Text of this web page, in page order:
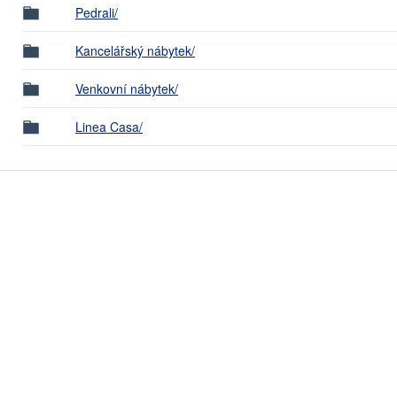
Pedrali/
Kancelářský nábytek/
Venkovní nábytek/
Linea Casa/